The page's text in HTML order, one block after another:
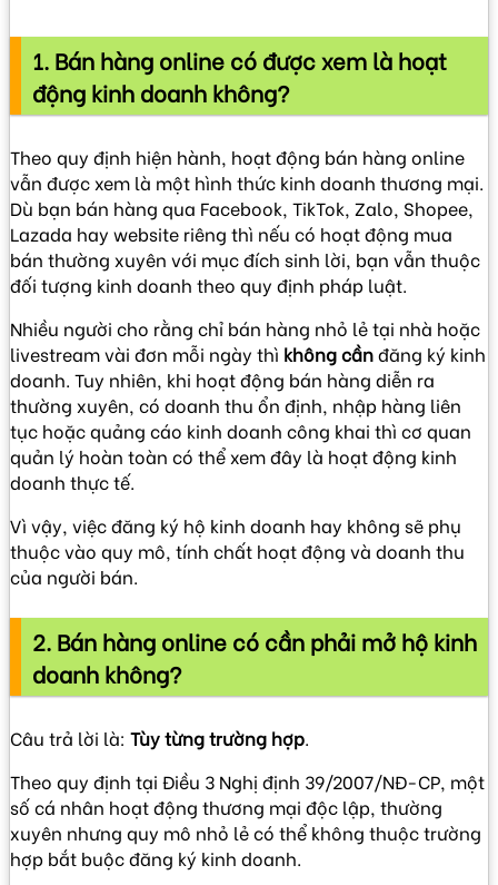
1. Bán hàng online có được xem là hoạt
động kinh doanh không?
Theo quy định hiện hành, hoạt động bán hàng online
vẫn được xem là một hình thức kinh doanh thương mại.
Dù bạn bán hàng qua Facebook, TikTok, Zalo, Shopee,
Lazada hay website riêng thì nếu có hoạt động mua
bán thường xuyên với mục đích sinh lời, bạn vẫn thuộc
đối tượng kinh doanh theo quy định pháp luật.
Nhiều người cho rằng chỉ bán hàng nhỏ lẻ tại nhà hoặc
livestream vài đơn mỗi ngày thì không cầnđăng ký kinh
doanh. Tuy nhiên, khi hoạt động bán hàng diễn ra
thường xuyên, có doanh thu ổn định, nhập hàng liên
tục hoặc quảng cáo kinh doanh công khai thì cơ quan
quản lý hoàn toàn có thể xem đây là hoạt động kinh
doanh thực tế.
Vì vậy, việc đăng ký hộ kinh doanh hay không sẽ phụ
thuộc vào quy mô, tính chất hoạt động và doanh thu
của người bán.
2. Bán hàng online có cần phải mở hộ kinh
doanh không?
Câu trả lời là: Tùy từng trường hợp.
Theo quy định tại Điều 3 Nghị định 39/2007/NĐ-CP, một
số cá nhân hoạt động thương mại độc lập, thường
xuyên nhưng quy mô nhỏ lẻ có thể không thuộc trường
hợp bắt buộc đăng ký kinh doanh.